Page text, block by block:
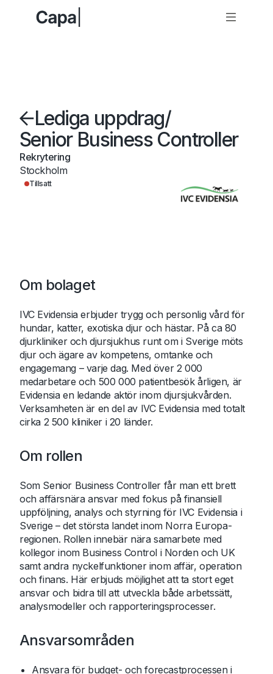
Lediga uppdrag/
Senior Business Controller
Rekrytering
Stockholm
Tillsatt
Om bolaget
IVC Evidensia erbjuder trygg och personlig vård för
hundar, katter, exotiska djur och hästar. På ca 80
djurkliniker och djursjukhus runt om i Sverige möts
djur och ägare av kompetens, omtanke och
engagemang – varje dag. Med över 2 000
medarbetare och 500 000 patientbesök årligen, är
Evidensia en ledande aktör inom djursjukvården.
Verksamheten är en del av IVC Evidensia med totalt
cirka 2 500 kliniker i 20 länder.
Om rollen
Som Senior Business Controller får man ett brett
och affärsnära ansvar med fokus på finansiell
uppföljning, analys och styrning för IVC Evidensia i
Sverige – det största landet inom Norra Europa-
regionen. Rollen innebär nära samarbete med
kollegor inom Business Control i Norden och UK
samt andra nyckelfunktioner inom affär, operation
och finans. Här erbjuds möjlighet att ta stort eget
ansvar och bidra till att utveckla både arbetssätt,
analysmodeller och rapporteringsprocesser.
Ansvarsområden
Ansvara för budget- och forecastprocessen i